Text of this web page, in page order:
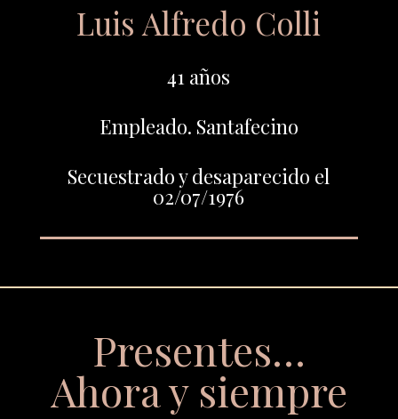
Luis Alfredo Colli
41 años
Empleado. Santafecino
Secuestrado y desaparecido el
02/07/1976
Presentes…
Ahora y siempre